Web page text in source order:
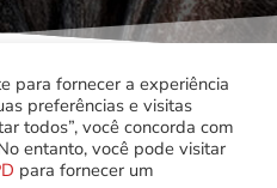
os Direitos Reservados.
Poder Judiciário do Estado de
para fornecer a experiência
preferências e visitas
todos”, você concorda com
entanto, você pode visitar
para fornecer um